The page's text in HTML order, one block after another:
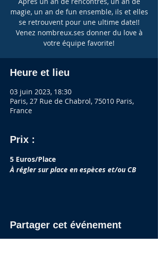
magie, un an de fun ensemble, ils et elles
se retrouvent pour une ultime date!!
Venez nombreux.ses donner du love à
votre équipe favorite!
Heure et lieu
03 juin 2023, 18:30
Paris, 27 Rue de Chabrol, 75010 Paris,
France
Prix :
5 Euros/Place
À régler sur place en espèces et/ou CB
Partager cet événement